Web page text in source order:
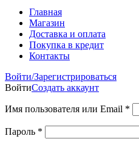
Главная
Магазин
Доставка и оплата
Покупка в кредит
Контакты
Войти/Зарегистрироваться
ВойтиСоздать аккаунт
Имя пользователя или Email *
Пароль *